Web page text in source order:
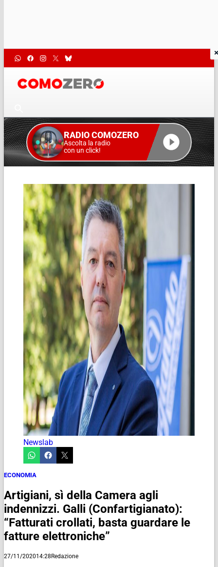
RADIO COMOZERO
Ascolta la radio
con un click!
Newslab
ECONOMIA
Artigiani, sì della Camera agli
indennizzi. Galli (Confartigianato):
“Fatturati crollati, basta guardare le
fatture elettroniche”
27/11/202014:28Redazione